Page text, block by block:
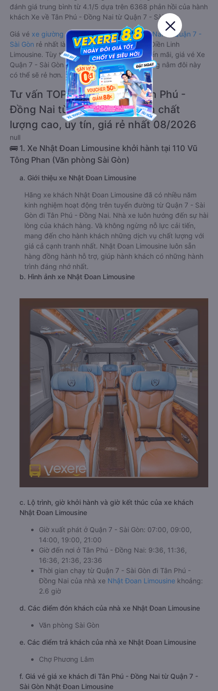
đánh giá trung bình từ 4.1/5 dựa trên 6368 phản hồi của hành
khách Xe về Tân Phú - Đồng Nai từ Quận 7 - Sài Gòn.
Giá vé xe giường nằm đôi đi Tân Phú - Đồng Nai từ Quận 7 -
Sài Gòn rẻ nhất là 210000VND của hãng xe Điền Linh
Limousine. Tùy thuộc vào chương trình khuyến mãi, giá vé Xe
Quận 7 - Sài Gòn đi Tân Phú - Đồng Nai giường nằm đôi này
có thể sẽ rẻ hơn.
Tư vấn TOP 2 xe khách đi Tân Phú -
Đồng Nai từ Quận 7 - Sài Gòn chất
lượng cao, uy tín, giá rẻ nhất 08/2026
null
🚌 1. Xe Nhật Đoan Limousine khởi hành tại 110 Vũ
Tông Phan (Văn phòng Sài Gòn)
a. Giới thiệu xe Nhật Đoan Limousine
Hãng xe khách Nhật Đoan Limousine đã có nhiều năm
kinh nghiệm hoạt động trên tuyến đường từ Quận 7 - Sài
Gòn đi Tân Phú - Đồng Nai. Nhà xe luôn hướng đến sự hài
lòng của khách hàng. Và không ngừng nỗ lực cải tiến,
mang đến cho hành khách những dịch vụ chất lượng với
giá cả cạnh tranh nhất. Nhật Đoan Limousine luôn sẵn
hàng đồng hành hỗ trợ, giúp hành khách có những hành
trình đáng nhớ nhất.
b. Hình ảnh xe Nhật Đoan Limousine
c. Lộ trình, giờ khởi hành và giờ kết thúc của xe khách
Nhật Đoan Limousine
Giờ xuất phát ở Quận 7 - Sài Gòn: 07:00, 09:00,
14:00, 19:00, 21:00
Giờ đến nơi ở Tân Phú - Đồng Nai: 9:36, 11:36,
16:36, 21:36, 23:36
Thời gian chạy từ Quận 7 - Sài Gòn đi Tân Phú -
Đồng Nai của nhà xe Nhật Đoan Limousine khoảng:
2.6 giờ
d. Các điểm đón khách của nhà xe Nhật Đoan Limousine
Văn phòng Sài Gòn
e. Các điểm trả khách của nhà xe Nhật Đoan Limousine
Chợ Phương Lâm
f. Giá vé giá xe khách đi Tân Phú - Đồng Nai từ Quận 7 -
Sài Gòn Nhật Đoan Limousine